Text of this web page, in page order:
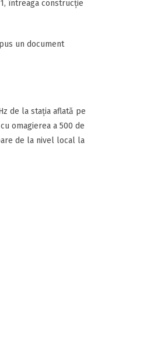
întreaga construcție
un document
de la stația aflată pe
omagierea a 500 de
de la nivel local la